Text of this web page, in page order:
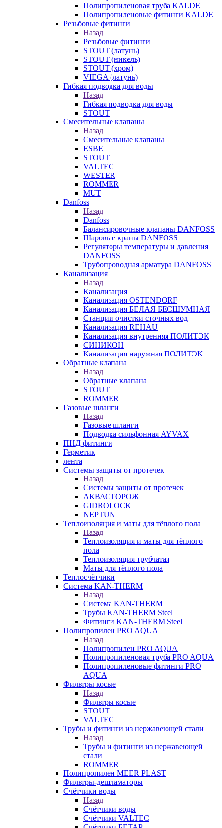
Полипропиленовая труба KALDE
Полипропиленовые фитинги KALDE
Резьбовые фитинги
Назад
Резьбовые фитинги
STOUT (латунь)
STOUT (никель)
STOUT (хром)
VIEGA (латунь)
Гибкая подводка для воды
Назад
Гибкая подводка для воды
STOUT
Смесительные клапаны
Назад
Смесительные клапаны
ESBE
STOUT
VALTEC
WESTER
ROMMER
MUT
Danfoss
Назад
Danfoss
Балансировочные клапаны DANFOSS
Шаровые краны DANFOSS
Регуляторы температуры и давления
DANFOSS
Трубопроводная арматура DANFOSS
Канализация
Назад
Канализация
Канализация OSTENDORF
Канализация БЕЛАЯ БЕСШУМНАЯ
Станции очистки сточных вод
Канализация REHAU
Канализация внутренняя ПОЛИТЭК
СИНИКОН
Канализация наружная ПОЛИТЭК
Обратные клапана
Назад
Обратные клапана
STOUT
ROMMER
Газовые шланги
Назад
Газовые шланги
Подводка сильфонная AYVAX
ПНД фитинги
Герметик
лента
Системы защиты от протечек
Назад
Системы защиты от протечек
АКВАСТОРОЖ
GIDROLOCK
NEPTUN
Теплоизоляция и маты для тёплого пола
Назад
Теплоизоляция и маты для тёплого
пола
Теплоизоляция трубчатая
Маты для тёплого пола
Теплосчётчики
Система KAN-THERM
Назад
Система KAN-THERM
Трубы KAN-THERM Steel
Фитинги KAN-THERM Steel
Полипропилен PRO AQUA
Назад
Полипропилен PRO AQUA
Полипропиленовая труба PRO AQUA
Полипропиленовые фитинги PRO
AQUA
Фильтры косые
Назад
Фильтры косые
STOUT
VALTEC
Трубы и фитинги из нержавеющей стали
Назад
Трубы и фитинги из нержавеющей
стали
ROMMER
Полипропилен MEER PLAST
Фильтры-дешламаторы
Счётчики воды
Назад
Счётчики воды
Счётчики VALTEC